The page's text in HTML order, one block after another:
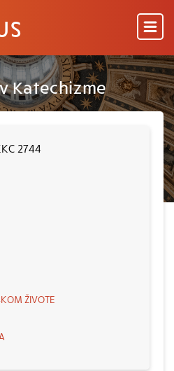
Katechizme
2744
ŽIVOTE